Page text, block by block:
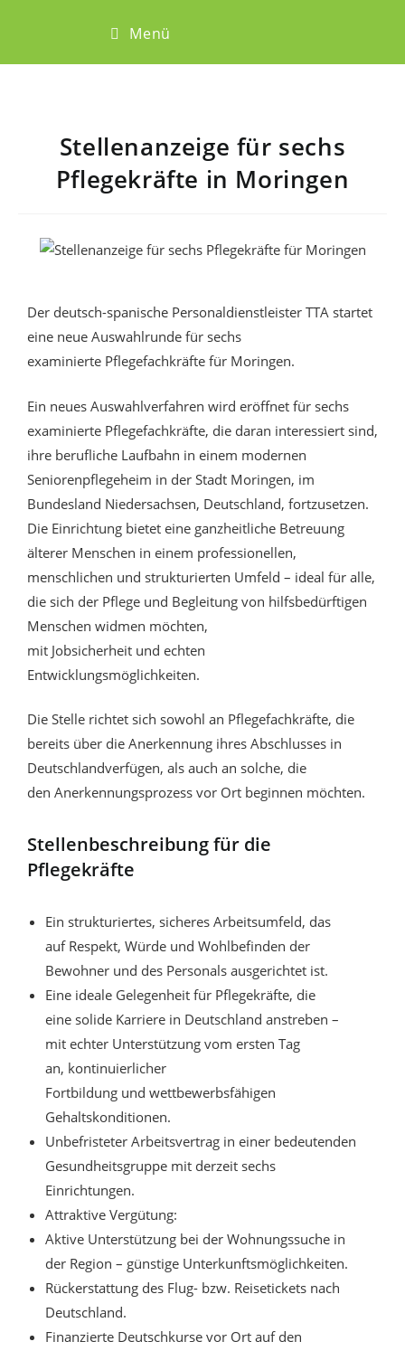
Menü
Stellenanzeige für sechs
Pflegekräfte in Moringen
Der deutsch-spanische Personaldienstleister TTA startet
eine neue Auswahlrunde für sechs
examinierte Pflegefachkräfte für Moringen.
Ein neues Auswahlverfahren wird eröffnet für sechs
examinierte Pflegefachkräfte, die daran interessiert sind,
ihre berufliche Laufbahn in einem modernen
Seniorenpflegeheim in der Stadt Moringen, im
Bundesland Niedersachsen, Deutschland, fortzusetzen.
Die Einrichtung bietet eine ganzheitliche Betreuung
älterer Menschen in einem professionellen,
menschlichen und strukturierten Umfeld – ideal für alle,
die sich der Pflege und Begleitung von hilfsbedürftigen
Menschen widmen möchten,
mit Jobsicherheit und echten
Entwicklungsmöglichkeiten.
Die Stelle richtet sich sowohl an Pflegefachkräfte, die
bereits über die Anerkennung ihres Abschlusses in
Deutschlandverfügen, als auch an solche, die
den Anerkennungsprozess vor Ort beginnen möchten.
Stellenbeschreibung für die
Pflegekräfte
Ein strukturiertes, sicheres Arbeitsumfeld, das
auf Respekt, Würde und Wohlbefinden der
Bewohner und des Personals ausgerichtet ist.
Eine ideale Gelegenheit für Pflegekräfte, die
eine solide Karriere in Deutschland anstreben –
mit echter Unterstützung vom ersten Tag
an, kontinuierlicher
Fortbildung und wettbewerbsfähigen
Gehaltskonditionen.
Unbefristeter Arbeitsvertrag in einer bedeutenden
Gesundheitsgruppe mit derzeit sechs
Einrichtungen.
Attraktive Vergütung:
Aktive Unterstützung bei der Wohnungssuche in
der Region – günstige Unterkunftsmöglichkeiten.
Rückerstattung des Flug- bzw. Reisetickets nach
Deutschland.
Finanzierte Deutschkurse vor Ort auf den